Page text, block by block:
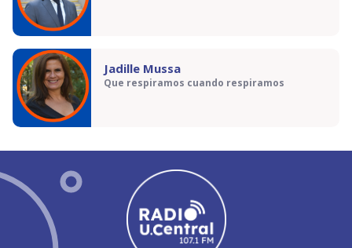
Jadille Mussa
Que respiramos cuando respiramos